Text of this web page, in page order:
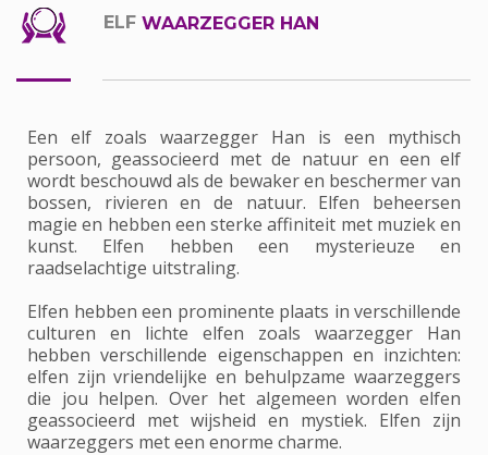
ELF WAARZEGGER HAN
Een elf zoals waarzegger Han is een mythisch
persoon, geassocieerd met de natuur en een elf
wordt beschouwd als de bewaker en beschermer van
bossen, rivieren en de natuur. Elfen beheersen
magie en hebben een sterke affiniteit met muziek en
kunst. Elfen hebben een mysterieuze en
raadselachtige uitstraling.
Elfen hebben een prominente plaats in verschillende
culturen en lichte elfen zoals waarzegger Han
hebben verschillende eigenschappen en inzichten:
elfen zijn vriendelijke en behulpzame waarzeggers
die jou helpen. Over het algemeen worden elfen
geassocieerd met wijsheid en mystiek. Elfen zijn
waarzeggers met een enorme charme.